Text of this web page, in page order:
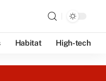
Habitat High-tech